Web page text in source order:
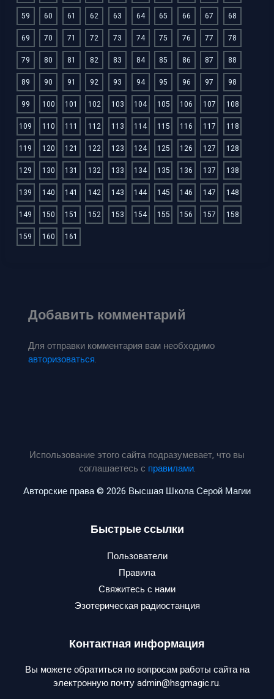
59
60 61 62 63 64 65 66 67
68
69
70 71 72 73 74 75 76 77
78
79
80 81 82 83 84 85 86 87
88
89
90 91 92 93 94 95 96 97
98
99
100 101 102 103 104 105 106 107
108
109
110 111 112 113 114 115 116 117
118
119
120 121 122 123 124 125 126 127
128
129
130 131 132 133 134 135 136 137
138
139
140 141 142 143 144 145 146 147
148
149
150 151 152 153 154 155 156 157
158
159
160 161
Добавить комментарий
Для отправки комментария вам необходимо
авторизоваться.
Использование этого сайта подразумевает, что вы
соглашаетесь с правилами.
Авторские права © 2026 Высшая Школа Серой Магии
Быстрые ссылки
Пользователи
Правила
Свяжитесь с нами
Эзотерическая радиостанция
Контактная информация
Вы можете обратиться по вопросам работы сайта на
электронную почту admin@hsgmagic.ru.